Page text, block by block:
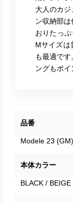
大人のカ
ン収納部
おりたっ
Mサイズは
も最適で
ングもポイ
品番
Modele 23 (GM)
本体カラー
BLACK /